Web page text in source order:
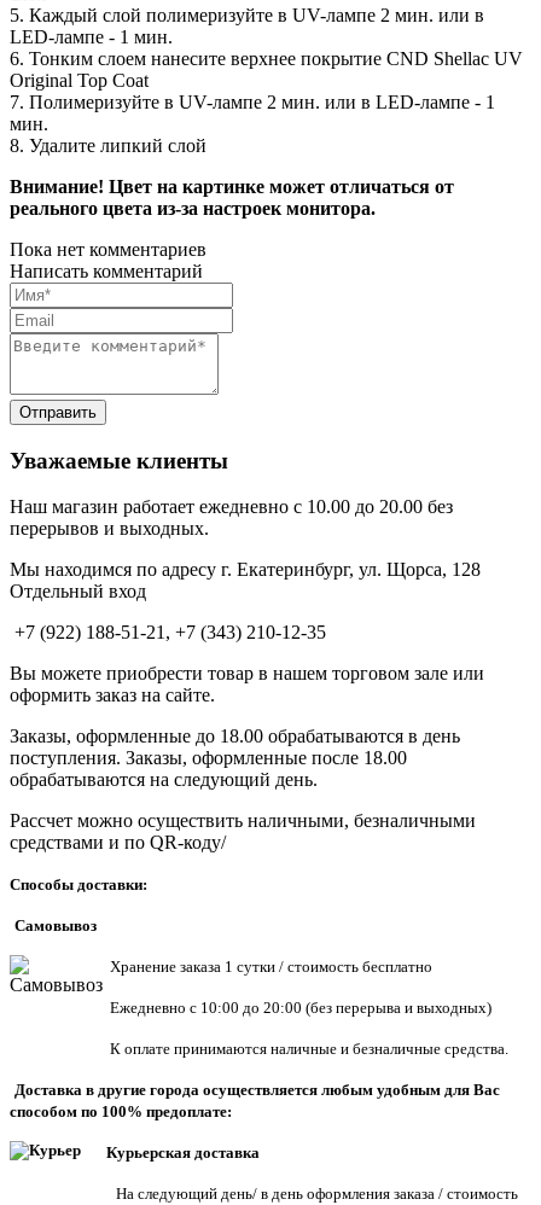
5. Каждый слой полимеризуйте в UV-лампе 2 мин. или в
LED-лампе - 1 мин.
6. Тонким слоем нанесите верхнее покрытие CND Shellac UV
Original Top Coat
7. Полимеризуйте в UV-лампе 2 мин. или в LED-лампе - 1
мин.
8. Удалите липкий слой
Внимание! Цвет на картинке может отличаться от
реального цвета из-за настроек монитора.
Пока нет комментариев
Написать комментарий
Уважаемые клиенты
Наш магазин работает ежедневно с 10.00 до 20.00 без
перерывов и выходных.
Мы находимся по адресу г. Екатеринбург, ул. Щорса, 128
Отдельный вход
+7 (922) 188-51-21, +7 (343) 210-12-35
Вы можете приобрести товар в нашем торговом зале или
оформить заказ на сайте.
Заказы, оформленные до 18.00 обрабатываются в день
поступления. Заказы, оформленные после 18.00
обрабатываются на следующий день.
Рассчет можно осуществить наличными, безналичными
средствами и по QR-коду/
Способы доставки:
Самовывоз
Хранение заказа 1 сутки / стоимость бесплатно
Ежедневно с 10:00 до 20:00 (без перерыва и выходных)
К оплате принимаются наличные и безналичные средства.
Доставка в другие города осуществляется любым удобным для Вас
способом по 100% предоплате:
Курьерская доставка
На следующий день/ в день оформления заказа / стоимость